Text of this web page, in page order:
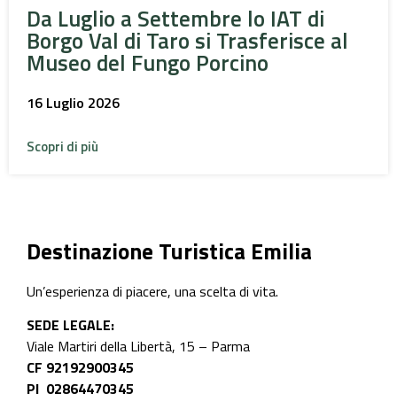
Da Luglio a Settembre lo IAT di
Borgo Val di Taro si Trasferisce al
Museo del Fungo Porcino
16 Luglio 2026
Scopri di più
Destinazione Turistica Emilia
Un’esperienza di piacere, una scelta di vita.
SEDE LEGALE:
Viale Martiri della Libertà, 15 – Parma
CF 92192900345
PI 02864470345